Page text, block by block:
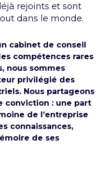
rejoints et sont
dans le monde.
cabinet de conseil
compétences rares
nous sommes
privilégié des
Nous partageons
conviction : une part
de l’entreprise
connaissances,
de ses